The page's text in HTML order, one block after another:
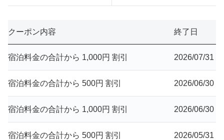
クーポン内容 終了日
宿泊料金の合計から 1,000円 割引 2026/07/31
宿泊料金の合計から 500円 割引 2026/06/30
宿泊料金の合計から 1,000円 割引 2026/06/30
宿泊料金の合計から 500円 割引 2026/05/31